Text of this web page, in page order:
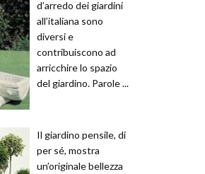
d’arredo dei giardini
all’italiana sono
diversi e
contribuiscono ad
arricchire lo spazio
del giardino. Parole ...
Il giardino pensile, di
per sé, mostra
un’originale bellezza